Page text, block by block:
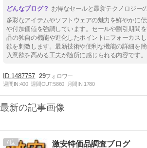
お得なセールと最新テクノロジー
多彩なアイテムやソフトウェアの魅力を鮮やかに
や付加価値を強調しています。セールや割引期間
品の独自の機能や進化したポイントにフォーカス
欲を刺激します。最新技術や便利な機能の詳細を
入意欲を高める工夫が随所に感じられる内容です。
1487757 29
週間IN:400 週間OUT:5860 月間IN:1780
最新の記事画像
7 激安特価品調査ブログ